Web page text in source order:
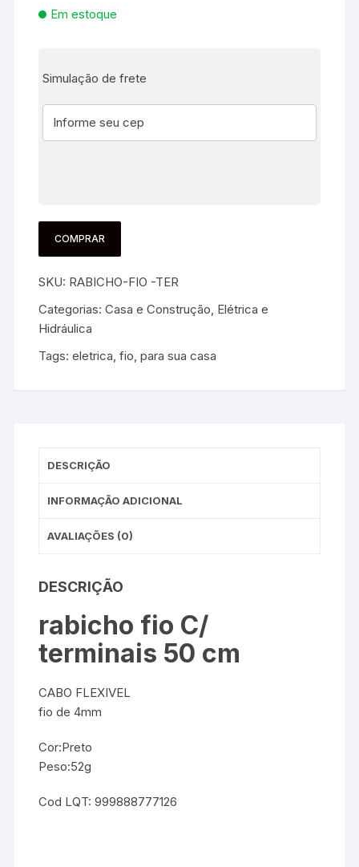
Em estoque
Simulação de frete
COMPRAR
SKU: RABICHO-FIO -TER
Categorias:Casa e Construção Elétrica e
Hidráulica
Tags:eletrica ,fio ,para sua casa
DESCRIÇÃO
INFORMAÇÃO ADICIONAL
AVALIAÇÕES (0)
DESCRIÇÃO
rabicho fio C/
terminais 50 cm
CABO FLEXIVEL
fio de 4mm
Cor:Preto
Peso:52g
Cod LQT: 999888777126